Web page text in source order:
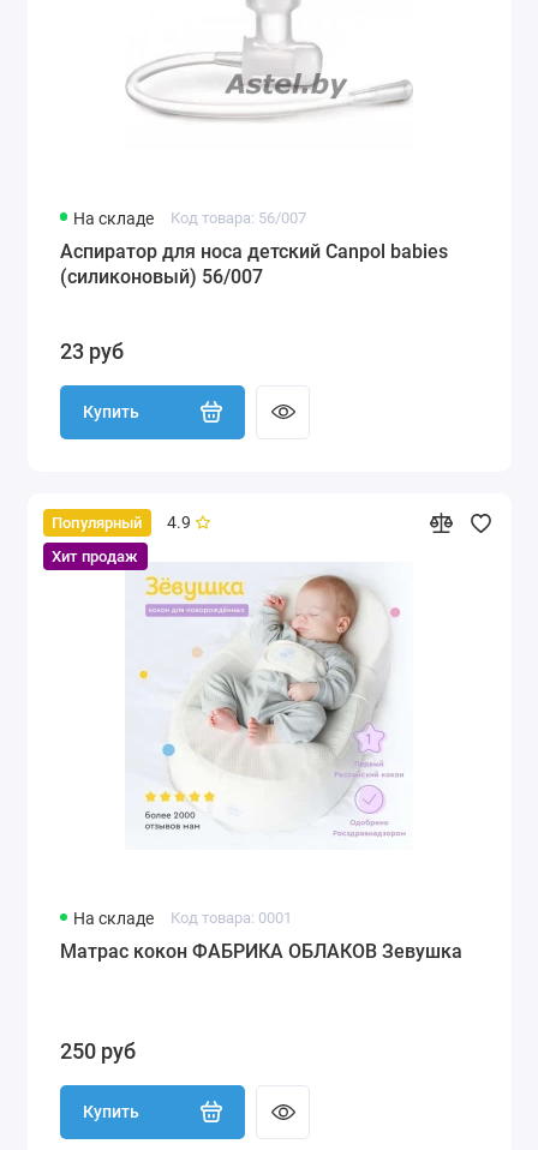
На складе Код товара: 56/007
Аспиратор для носа детский Canpol babies
(силиконовый) 56/007
23 руб
Купить
Популярный
Хит продаж
4.9
На складе Код товара: 0001
Матрас кокон ФАБРИКА ОБЛАКОВ Зевушка
250 руб
Купить